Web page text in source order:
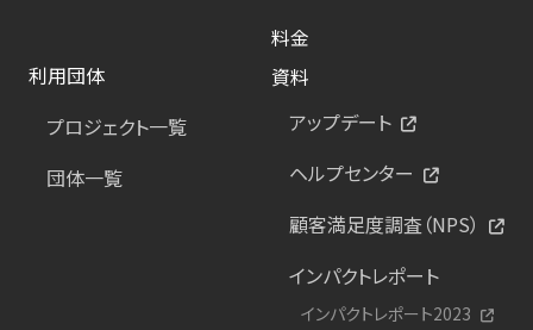
料金
利用団体
プロジェクト一覧
団体一覧
資料
アップデート
ヘルプセンター
顧客満足度調査（NPS）
インパクトレポート
インパクトレポート2023